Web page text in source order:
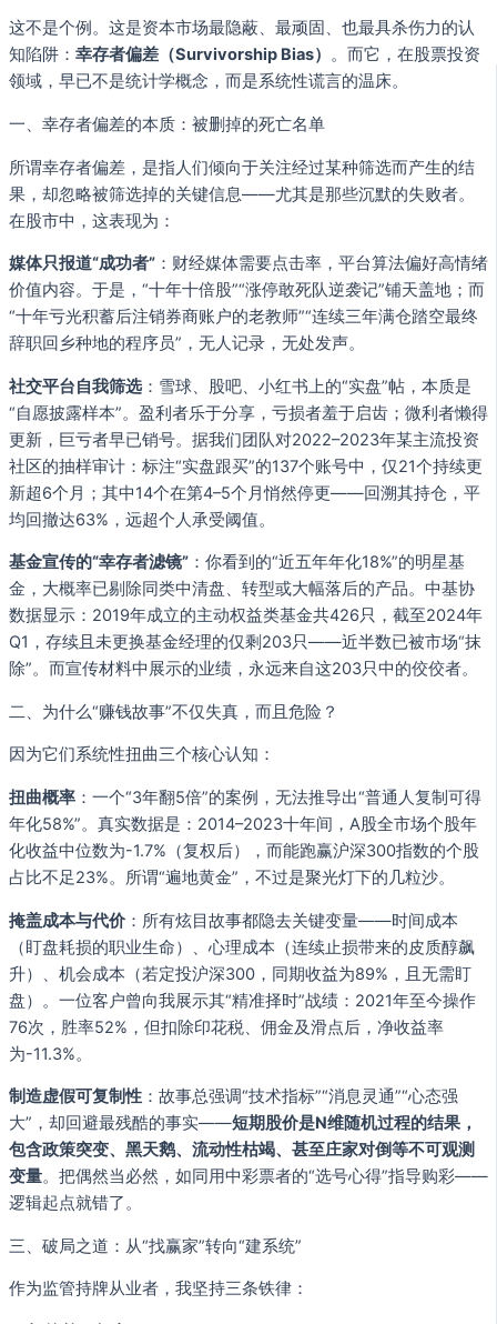
这不是个例。这是资本市场最隐蔽、最顽固、也最具杀伤力的认
知陷阱： 幸存者偏差（Survivorship Bias） 。而它，在股票投资
领域，早已不是统计学概念，而是系统性谎言的温床。
一、幸存者偏差的本质：被删掉的死亡名单
所谓幸存者偏差，是指人们倾向于关注经过某种筛选而产生的结
果，却忽略被筛选掉的关键信息——尤其是那些沉默的失败者。
在股市中，这表现为：
媒体只报道“成功者” ：财经媒体需要点击率，平台算法偏好高情绪
价值内容。于是，“十年十倍股”“涨停敢死队逆袭记”铺天盖地；而
“十年亏光积蓄后注销券商账户的老教师”“连续三年满仓踏空最终
辞职回乡种地的程序员”，无人记录，无处发声。
社交平台自我筛选 ：雪球、股吧、小红书上的“实盘”帖，本质是
“自愿披露样本”。盈利者乐于分享，亏损者羞于启齿；微利者懒得
更新，巨亏者早已销号。据我们团队对2022–2023年某主流投资
社区的抽样审计：标注“实盘跟买”的137个账号中，仅21个持续更
新超6个月；其中14个在第4–5个月悄然停更——回溯其持仓，平
均回撤达63%，远超个人承受阈值。
基金宣传的“幸存者滤镜” ：你看到的“近五年年化18%”的明星基
金，大概率已剔除同类中清盘、转型或大幅落后的产品。中基协
数据显示：2019年成立的主动权益类基金共426只，截至2024年
Q1，存续且未更换基金经理的仅剩203只——近半数已被市场“抹
除”。而宣传材料中展示的业绩，永远来自这203只中的佼佼者。
二、为什么“赚钱故事”不仅失真，而且危险？
因为它们系统性扭曲三个核心认知：
扭曲概率 ：一个“3年翻5倍”的案例，无法推导出“普通人复制可得
年化58%”。真实数据是：2014–2023十年间，A股全市场个股年
化收益中位数为-1.7%（复权后），而能跑赢沪深300指数的个股
占比不足23%。所谓“遍地黄金”，不过是聚光灯下的几粒沙。
掩盖成本与代价 ：所有炫目故事都隐去关键变量——时间成本
（盯盘耗损的职业生命）、心理成本（连续止损带来的皮质醇飙
升）、机会成本（若定投沪深300，同期收益为89%，且无需盯
盘）。一位客户曾向我展示其“精准择时”战绩：2021年至今操作
76次，胜率52%，但扣除印花税、佣金及滑点后，净收益率
为-11.3%。
制造虚假可复制性 ：故事总强调“技术指标”“消息灵通”“心态强
大”，却回避最残酷的事实——短期股价是N维随机过程的结果，
包含政策突变、黑天鹅、流动性枯竭、甚至庄家对倒等不可观测
变量。把偶然当必然，如同用中彩票者的“选号心得”指导购彩——
逻辑起点就错了。
三、破局之道：从“找赢家”转向“建系统”
作为监管持牌从业者，我坚持三条铁律：